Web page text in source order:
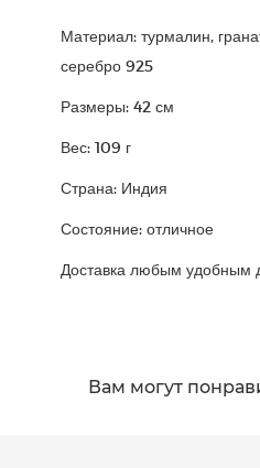
Материал: турмалин,
серебро 925
Размеры: 42 см
Вес: 109 г
Страна: Индия
Состояние: отличное
Доставка любым удобным
Вам могут